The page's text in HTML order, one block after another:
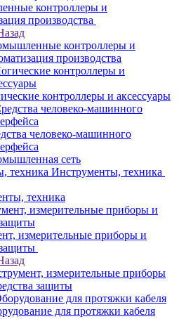
контроллеры и
производства
контроллеры и
производства
контроллеры и аксессуары
человеко-машинного
сеть
Инструменты, техника
техника
измерительные приборы и
измерительные приборы
защиты
для протяжки кабеля